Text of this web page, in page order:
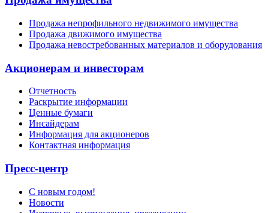
Продажа непрофильного недвижимого имущества
Продажа движимого имущества
Продажа невостребованных материалов и оборудования
Акционерам и инвесторам
Отчетность
Раскрытие информации
Ценные бумаги
Инсайдерам
Информация для акционеров
Контактная информация
Пресс-центр
С новым годом!
Новости